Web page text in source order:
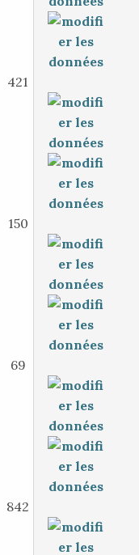
421
150
69
842